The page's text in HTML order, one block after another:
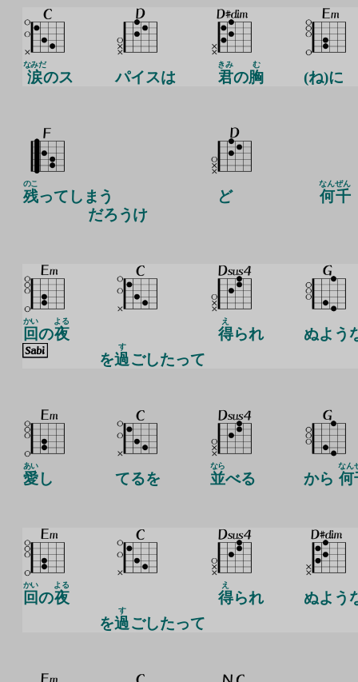
涙
なみだ
のス パイスは 君
きみ
の胸
む
(ね)に
残
のこ
ってしまう
だろうけ
ど 何
なん
千
ぜん
回
かい
の夜
よる
を過
す
ごしたって
得
え
られ ぬよう
愛
あい
し てるを 並
なら
べる から 何
なん
回
かい
の夜
よる
を過
す
ごしたって
得
え
られ ぬよう